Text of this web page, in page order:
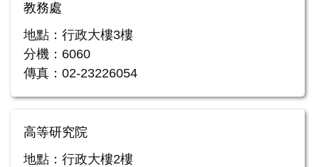
教務處
地點：行政大樓3樓
分機：6060
傳真：02-23226054
高等研究院
地點：行政大樓2樓